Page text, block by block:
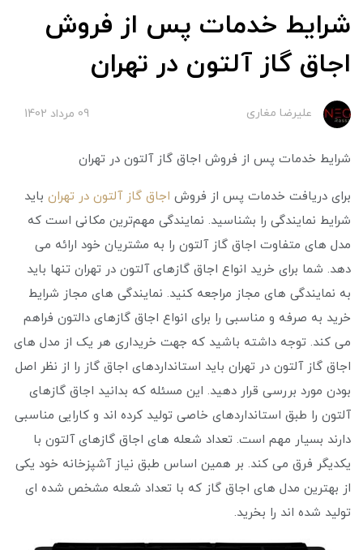
شرایط خدمات پس از فروش
اجاق گاز آلتون در تهران
علیرضا مغاری 09 مرداد 1402
شرایط خدمات پس از فروش اجاق گاز آلتون در تهران
برای دریافت خدمات پس از فروش اجاق گاز آلتون در تهران باید
شرایط نمایندگی را بشناسید. نمایندگی مهم‌ترین مکانی است که
مدل‌ های متفاوت اجاق گاز آلتون را به مشتریان خود ارائه می
‌دهد. شما برای خرید انواع اجاق گازهای آلتون در تهران تنها باید
به نمایندگی‌ های مجاز مراجعه کنید. نمایندگی‌ های مجاز شرایط
خرید به صرفه و مناسبی را برای انواع اجاق گازهای دالتون فراهم
می ‌کند. توجه داشته باشید که جهت خریداری هر یک از مدل ‌های
اجاق گاز آلتون در تهران باید استانداردهای اجاق گاز را از نظر اصل
بودن مورد بررسی قرار دهید. این مسئله که بدانید اجاق گازهای
آلتون را طبق استانداردهای خاصی تولید کرده‌ اند و کارایی مناسبی
دارند بسیار مهم است. تعداد شعله‌ های اجاق گازهای آلتون با
یکدیگر فرق می ‌کند. بر همین اساس طبق نیاز آشپزخانه خود یکی
از بهترین مدل‌ های اجاق گاز که با تعداد شعله مشخص شده ‌ای
تولید شده‌ اند را بخرید.